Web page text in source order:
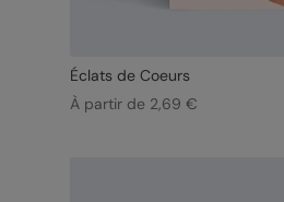
Éclats de Coeurs
À partir de 2,69 €